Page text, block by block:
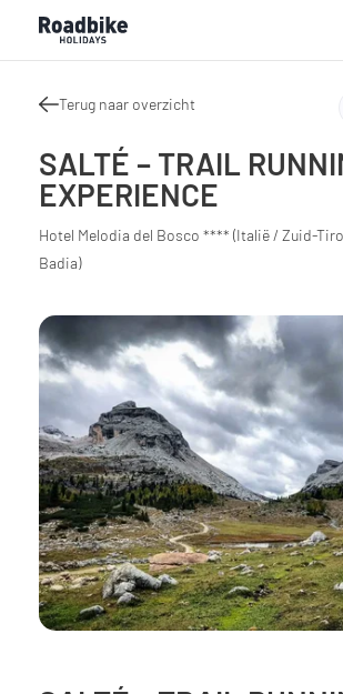
Terug naar overzicht
SALTÉ – TRAIL
EXPERIENCE
Hotel Melodia del Bosco **** (Italië / Zuid-
Badia)